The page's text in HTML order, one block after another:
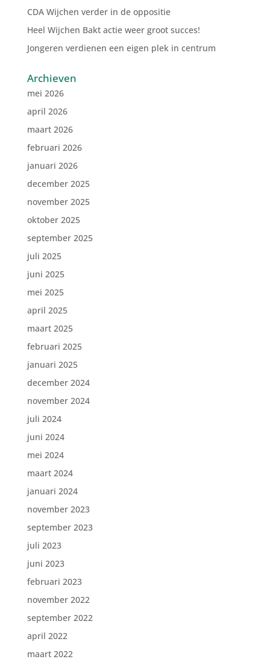
CDA Wijchen verder in de oppositie
Heel Wijchen Bakt actie weer groot succes!
Jongeren verdienen een eigen plek in centrum
Archieven
mei 2026
april 2026
maart 2026
februari 2026
januari 2026
december 2025
november 2025
oktober 2025
september 2025
juli 2025
juni 2025
mei 2025
april 2025
maart 2025
februari 2025
januari 2025
december 2024
november 2024
juli 2024
juni 2024
mei 2024
maart 2024
januari 2024
november 2023
september 2023
juli 2023
juni 2023
februari 2023
november 2022
september 2022
april 2022
maart 2022